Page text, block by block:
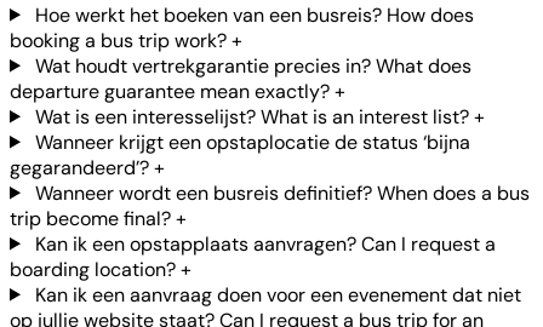
Hoe werkt het boeken van een busreis? How does
booking a bus trip work?+
Wat houdt vertrekgarantie precies in? What does
departure guarantee mean exactly?+
Wat is een interesselijst? What is an interest list?+
Wanneer krijgt een opstaplocatie de status ‘bijna
gegarandeerd’?+
Wanneer wordt een busreis definitief? When does a bus
trip become final?+
Kan ik een opstapplaats aanvragen? Can I request a
boarding location?+
Kan ik een aanvraag doen voor een evenement dat niet
op jullie website staat? Can I request a bus trip for an